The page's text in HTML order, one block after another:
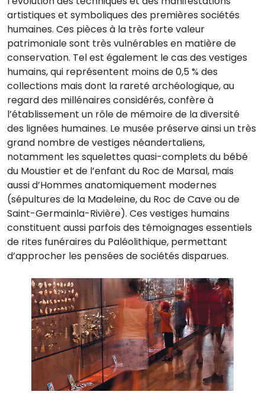
artistiques et symboliques des premières sociétés
humaines. Ces pièces à la très forte valeur
patrimoniale sont très vulnérables en matière de
conservation. Tel est également le cas des vestiges
humains, qui représentent moins de 0,5 % des
collections mais dont la rareté archéologique, au
regard des millénaires considérés, confère à
l’établissement un rôle de mémoire de la diversité
des lignées humaines. Le musée préserve ainsi un très
grand nombre de vestiges néandertaliens,
notamment les squelettes quasi-complets du bébé
du Moustier et de l’enfant du Roc de Marsal, mais
aussi d’Hommes anatomiquement modernes
(sépultures de la Madeleine, du Roc de Cave ou de
Saint-Germainla-Rivière). Ces vestiges humains
constituent aussi parfois des témoignages essentiels
de rites funéraires du Paléolithique, permettant
d’approcher les pensées de sociétés disparues.